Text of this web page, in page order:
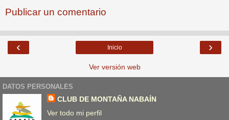
Publicar un comentario
‹ ›
Inicio
Ver versión web
DATOS PERSONALES
CLUB DE MONTAÑA NABAÍN
Ver todo mi perfil